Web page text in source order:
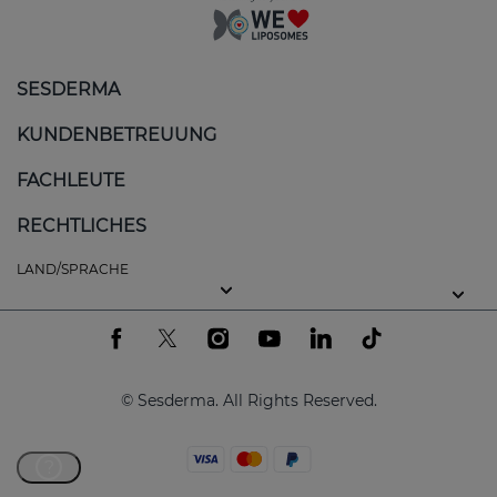
SESDERMA
KUNDENBETREUUNG
FACHLEUTE
RECHTLICHES
LAND/SPRACHE
© Sesderma. All Rights Reserved.